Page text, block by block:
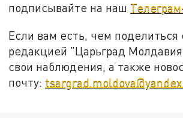
подписывайте на наш
Если вам есть, чем поделиться
редакцией "Царьград
свои наблюдения, а также
почту: